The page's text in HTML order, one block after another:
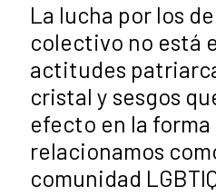
La lucha por los
colectivo no está
actitudes
cristal y sesgos
efecto en la forma
relacionamos
comunidad